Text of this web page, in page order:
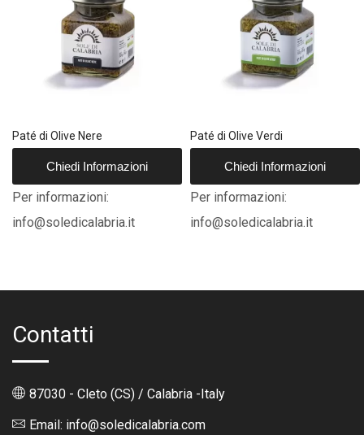
Paté di Olive Nere
Chiedi Informazioni
Per informazioni:
info@soledicalabria.it
Paté di Olive Verdi
Chiedi Informazioni
Per informazioni:
info@soledicalabria.it
Contatti
87030 - Cleto (CS) / Calabria -Italy
Email: info@soledicalabria.com